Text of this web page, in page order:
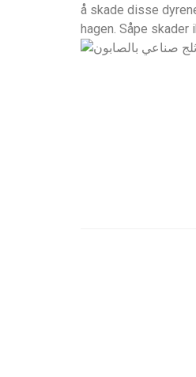
å skade disse
hagen. Såpe